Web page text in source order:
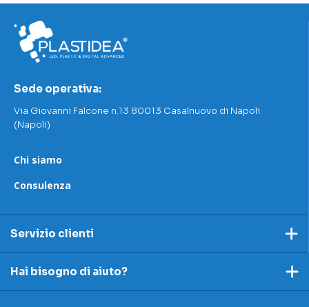
Sede operativa:
Via Giovanni Falcone n.13 80013 Casalnuovo di Napoli
(Napoli)
Chi siamo
Consulenza
Servizio clienti
Hai bisogno di aiuto?